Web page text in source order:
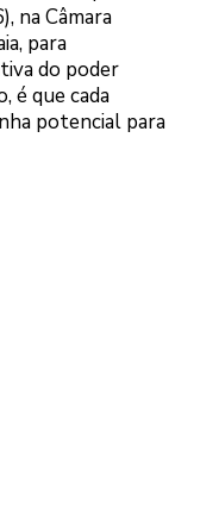
na Câmara
para
do poder
é que cada
potencial para